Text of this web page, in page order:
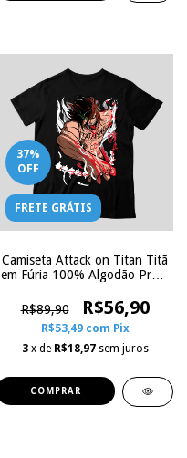
37%
OFF
FRETE GRÁTIS
Camiseta Attack on Titan Titã
em Fúria 100% Algodão Preta
R$89,90
R$56,90
R$53,49 com Pix
3 x de R$18,97 sem juros
COMPRAR